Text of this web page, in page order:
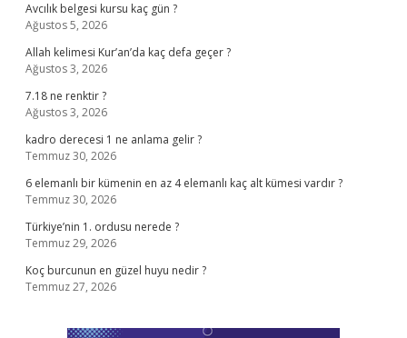
Avcılık belgesi kursu kaç gün ?
Ağustos 5, 2026
Allah kelimesi Kur’an’da kaç defa geçer ?
Ağustos 3, 2026
7.18 ne renktir ?
Ağustos 3, 2026
kadro derecesi 1 ne anlama gelir ?
Temmuz 30, 2026
6 elemanlı bir kümenin en az 4 elemanlı kaç alt kümesi vardır ?
Temmuz 30, 2026
Türkiye’nin 1. ordusu nerede ?
Temmuz 29, 2026
Koç burcunun en güzel huyu nedir ?
Temmuz 27, 2026